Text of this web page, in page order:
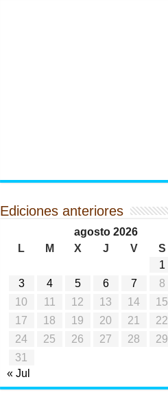
Ediciones anteriores
agosto 2026
L
M X J V S
1
3
4 5 6 7 8
10
11 12 13 14 15
17
18 19 20 21 22
24
25 26 27 28 29
31
« Jul